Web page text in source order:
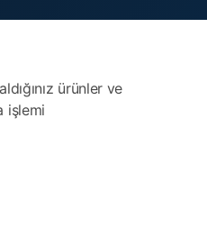
ürünler ve
işlemi